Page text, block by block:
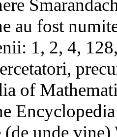
au fost
1, 2, 4,
of
(de unde vine)